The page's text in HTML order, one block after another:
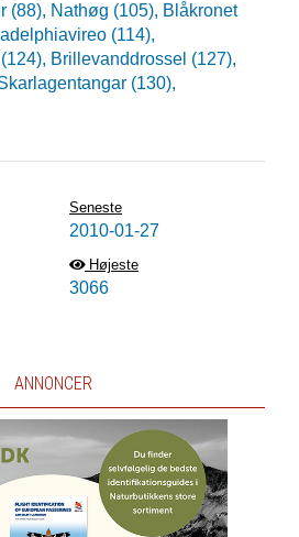
(88), Nathøg (105), Blåkronet
(114),
Brillevanddrossel (127),
(130),
Seneste
2010-01-27
Højeste
3066
ANNONCER